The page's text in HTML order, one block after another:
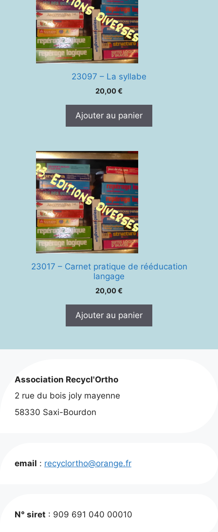
23097 – La syllabe
20,00€
Ajouter au panier
23017 – Carnet pratique de rééducation
langage
20,00€
Ajouter au panier
Association Recycl'Ortho
2 rue du bois joly mayenne
58330 Saxi-Bourdon
email : recyclortho@orange.fr
N° siret : 909 691 040 00010